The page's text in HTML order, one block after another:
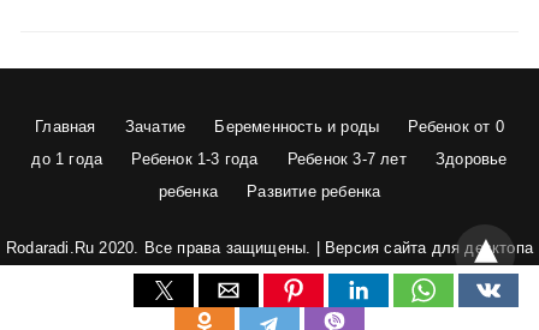
Главная Зачатие Беременность и роды
Ребенок от 0
до 1 года
Ребенок 1-3 года Ребенок 3-7 лет
Здоровье
ребенка
Развитие ребенка
Rodaradi.Ru 2020. Все права защищены. | Версия сайта для десктопа